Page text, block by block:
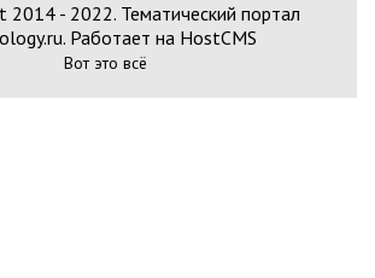
2014 - 2022. Тематический портал
Работает на HostCMS
Вот это всё